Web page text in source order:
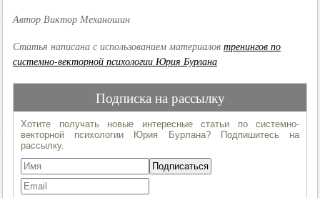
Автор Виктор Механошин
Статья написана с использованием материалов тренингов по
системно-векторной психологии Юрия Бурлана